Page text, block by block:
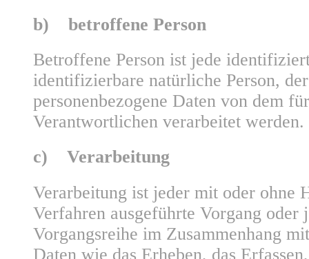
b) betroffene Person
Betroffene Person ist jede
identifizierbare natürliche Person,
personenbezogene Daten von dem
Verantwortlichen verarbeitet werden.
c) Verarbeitung
Verarbeitung ist jeder mit oder ohne
Verfahren ausgeführte Vorgang oder
Vorgangsreihe im Zusammenhang
Daten wie das Erheben, das